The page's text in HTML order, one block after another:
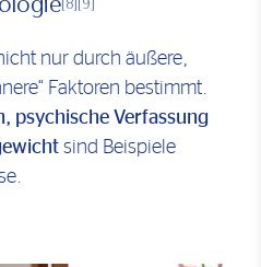
nur durch äußere,
Faktoren bestimmt.
psychische Verfassung
sind Beispiele